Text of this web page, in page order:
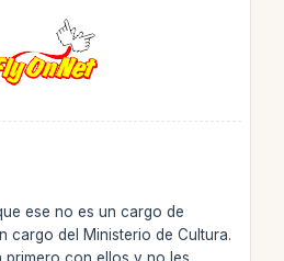
ese no es un cargo de
cargo del Ministerio de Cultura.
primero con ellos y no les